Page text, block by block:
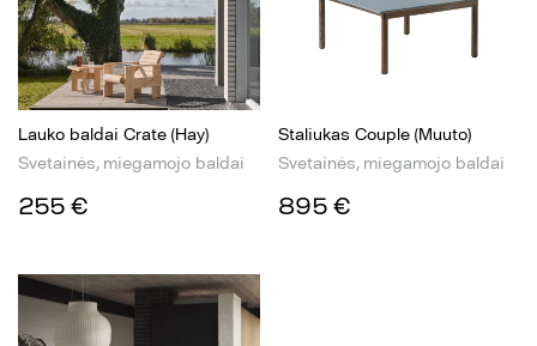
Lauko baldai Crate (Hay)
Svetainės, miegamojo baldai
255 €
Staliukas Couple (Muuto)
Svetainės, miegamojo baldai
895 €